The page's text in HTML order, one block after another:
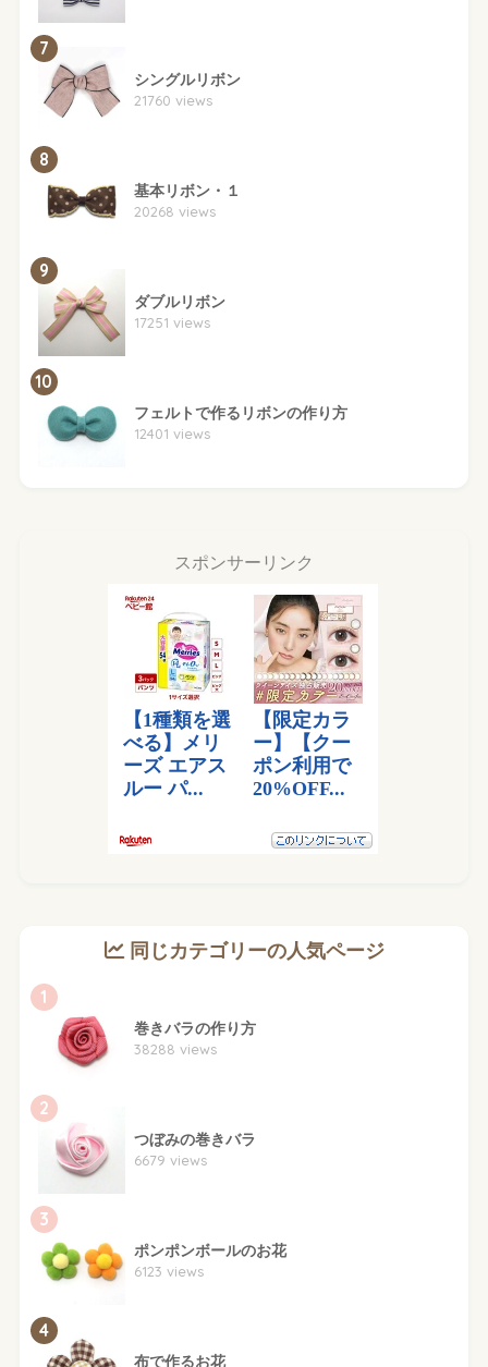
7
シングルリボン
21760 views
8
基本リボン・１
20268 views
9
ダブルリボン
17251 views
10
フェルトで作るリボンの作り方
12401 views
スポンサーリンク
同じカテゴリーの人気ページ
1
巻きバラの作り方
38288 views
2
つぼみの巻きバラ
6679 views
3
ポンポンボールのお花
6123 views
4
布で作るお花